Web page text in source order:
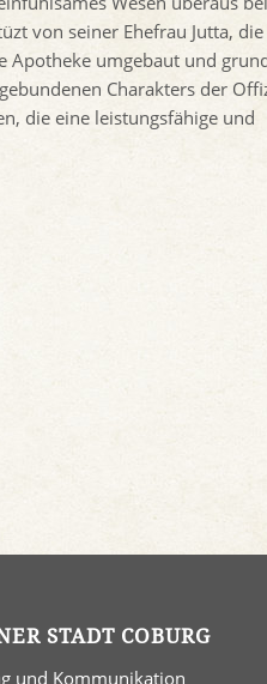
von seiner Ehefrau Jutta, die
Apotheke umgebaut und
Charakters der
die eine leistungsfähige und
STADT COBURG
und Kommunikation